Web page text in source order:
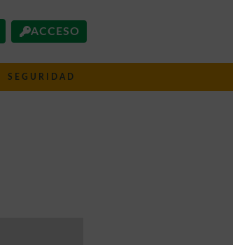
ACCESO
SEGURIDAD